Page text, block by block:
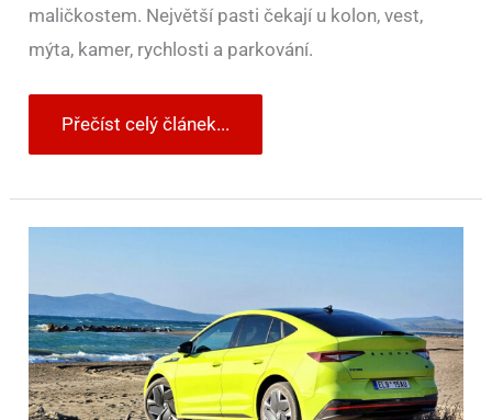
maličkostem. Největší pasti čekají u kolon, vest,
mýta, kamer, rychlosti a parkování.
Přečíst celý článek...
na
letní
dovolenou
už
dává
větší
smysl,